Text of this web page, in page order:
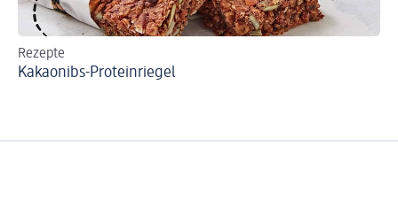
Rezepte
Kakaonibs-Proteinriegel